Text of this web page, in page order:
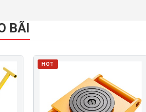
BÃI
HOT